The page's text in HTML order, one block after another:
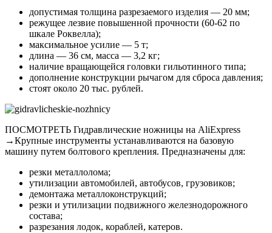
допустимая толщина разрезаемого изделия — 20 мм;
режущее лезвие повышенной прочности (60-62 по
шкале Роквелла);
максимальное усилие — 5 т;
длина — 36 см, масса — 3,2 кг;
наличие вращающейся головки гильотинного типа;
дополнение конструкции рычагом для сброса давления;
стоят около 20 тыс. рублей.
ПОСМОТРЕТЬ Гидравлические ножницы на AliExpress
→Крупные инструменты устанавливаются на базовую
машину путем болтового крепления. Предназначены для:
резки металлолома;
утилизации автомобилей, автобусов, грузовиков;
демонтажа металлоконструкций;
резки и утилизации подвижного железнодорожного
состава;
разрезания лодок, кораблей, катеров.